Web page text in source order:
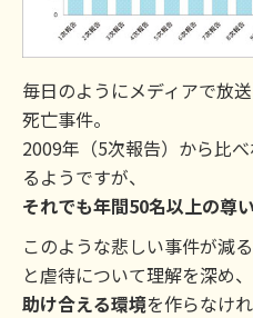
毎日のようにメディアで放
死亡事件。
2009年（5次報告）から比
るようですが、
それでも年間50名以上の尊
このような悲しい事件が減
と虐待について理解を深め、
助け合える環境を作らなけ